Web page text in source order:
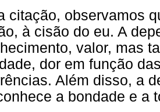
citação, observamos
à cisão do eu. A
valor, mas
dor em função
Além disso, a
a bondade e a